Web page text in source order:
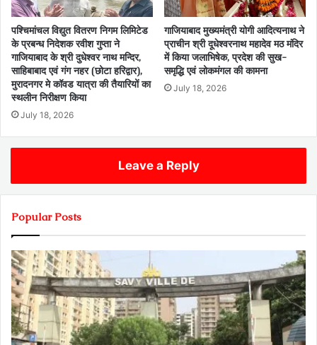
पश्चिमांचल विद्युत वितरण निगम लिमिटेड
के प्रबन्ध निदेशक रवीश गुप्ता ने
गाजियाबाद के श्री दुधेश्वर नाथ मन्दिर,
साहिबाबाद एवं गंग नहर (छोटा हरिद्वार),
मुरादनगर मे कॉवड यात्रा की तैयारियों का
स्थलीन निरीक्षण किया
July 18, 2026
गाजियाबाद मुख्यमंत्री योगी आदित्यनाथ ने
प्राचीन श्री दूधेश्वरनाथ महादेव मठ मंदिर
में किया जलाभिषेक, प्रदेश की सुख-
समृद्धि एवं लोकमंगल की कामना
July 18, 2026
Leave a Reply
Popular Posts